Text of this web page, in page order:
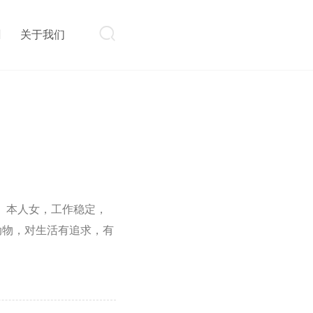

关于我们
人女，工作稳定，
，对生活有追求，有